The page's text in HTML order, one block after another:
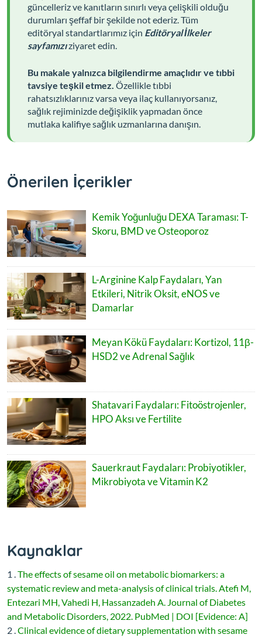
güncelleriz ve kanıtların sınırlı veya çelişkili olduğu
durumları şeffaf bir şekilde not ederiz. Tüm
editöryal standartlarımız için Editöryal İlkeler
sayfamızıziyaret edin.
Bu makale yalnızca bilgilendirme amaçlıdır ve tıbbi
tavsiye teşkil etmez. Özellikle tıbbi
rahatsızlıklarınız varsa veya ilaç kullanıyorsanız,
sağlık rejiminizde değişiklik yapmadan önce
mutlaka kalifiye sağlık uzmanlarına danışın.
Önerilen İçerikler
Kemik Yoğunluğu DEXA Taraması: T-
Skoru, BMD ve Osteoporoz
L-Arginine Kalp Faydaları, Yan
Etkileri, Nitrik Oksit, eNOS ve
Damarlar
Meyan Kökü Faydaları: Kortizol, 11β-
HSD2 ve Adrenal Sağlık
Shatavari Faydaları: Fitoöstrojenler,
HPO Aksı ve Fertilite
Sauerkraut Faydaları: Probiyotikler,
Mikrobiyota ve Vitamin K2
Kaynaklar
1 .The effects of sesame oil on metabolic biomarkers: a
systematic review and meta-analysis of clinical trials. Atefi M,
Entezari MH, Vahedi H, Hassanzadeh A. Journal of Diabetes
and Metabolic Disorders, 2022. PubMed | DOI [Evidence: A]
2 .Clinical evidence of dietary supplementation with sesame